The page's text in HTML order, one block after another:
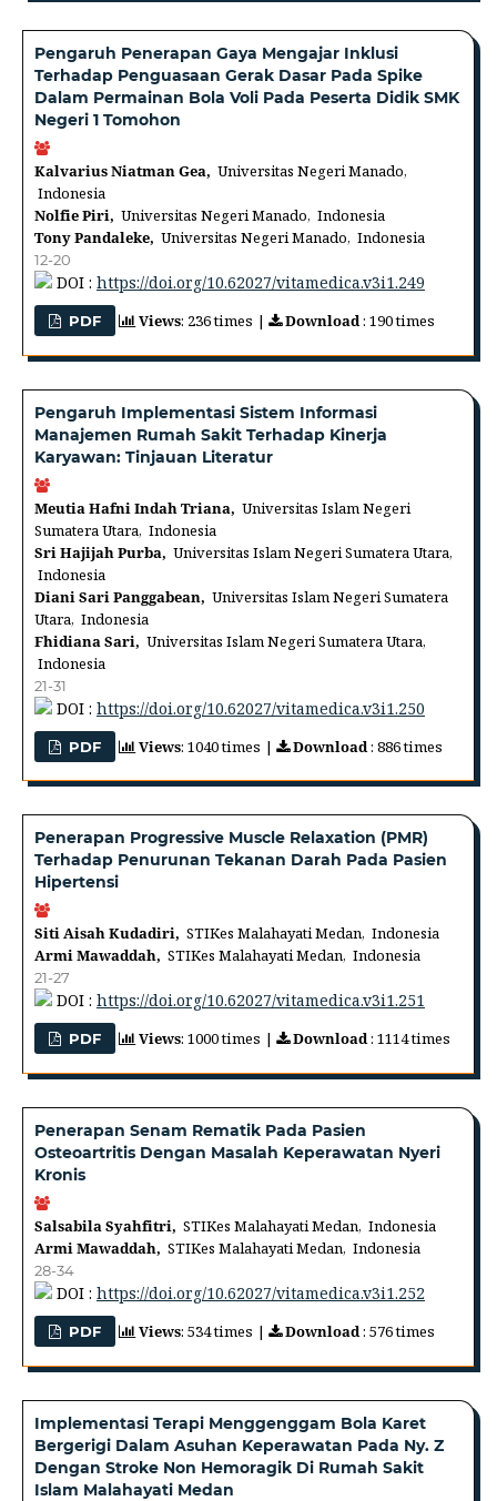
Pengaruh Penerapan Gaya Mengajar Inklusi
Terhadap Penguasaan Gerak Dasar Pada Spike
Dalam Permainan Bola Voli Pada Peserta Didik SMK
Negeri 1 Tomohon
Kalvarius Niatman Gea, Universitas Negeri Manado,
Indonesia
Nolfie Piri, Universitas Negeri Manado, Indonesia
Tony Pandaleke, Universitas Negeri Manado, Indonesia
12-20
DOI : https://doi.org/10.62027/vitamedica.v3i1.249
PDF Views: 236 times | Download: 190 times
Pengaruh Implementasi Sistem Informasi
Manajemen Rumah Sakit Terhadap Kinerja
Karyawan: Tinjauan Literatur
Meutia Hafni Indah Triana, Universitas Islam Negeri
Sumatera Utara, Indonesia
Sri Hajijah Purba, Universitas Islam Negeri Sumatera Utara,
Indonesia
Diani Sari Panggabean, Universitas Islam Negeri Sumatera
Utara, Indonesia
Fhidiana Sari, Universitas Islam Negeri Sumatera Utara,
Indonesia
21-31
DOI : https://doi.org/10.62027/vitamedica.v3i1.250
PDF Views: 1040 times | Download: 886 times
Penerapan Progressive Muscle Relaxation (PMR)
Terhadap Penurunan Tekanan Darah Pada Pasien
Hipertensi
Siti Aisah Kudadiri, STIKes Malahayati Medan, Indonesia
Armi Mawaddah, STIKes Malahayati Medan, Indonesia
21-27
DOI : https://doi.org/10.62027/vitamedica.v3i1.251
PDF Views: 1000 times | Download: 1114 times
Penerapan Senam Rematik Pada Pasien
Osteoartritis Dengan Masalah Keperawatan Nyeri
Kronis
Salsabila Syahfitri, STIKes Malahayati Medan, Indonesia
Armi Mawaddah, STIKes Malahayati Medan, Indonesia
28-34
DOI : https://doi.org/10.62027/vitamedica.v3i1.252
PDF Views: 534 times | Download: 576 times
Implementasi Terapi Menggenggam Bola Karet
Bergerigi Dalam Asuhan Keperawatan Pada Ny. Z
Dengan Stroke Non Hemoragik Di Rumah Sakit
Islam Malahayati Medan